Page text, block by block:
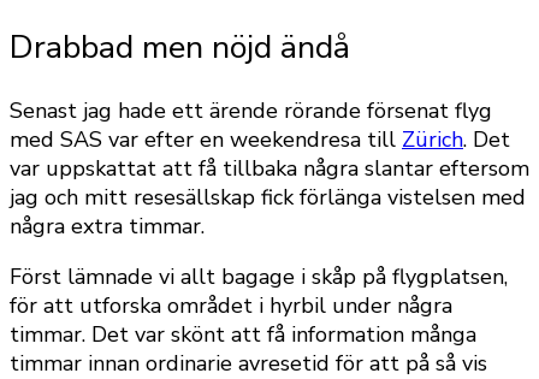
Drabbad men nöjd ändå
Senast jag hade ett ärende rörande försenat flyg
med SAS var efter en weekendresa till Zürich. Det
var uppskattat att få tillbaka några slantar eftersom
jag och mitt resesällskap fick förlänga vistelsen med
några extra timmar.
Först lämnade vi allt bagage i skåp på flygplatsen,
för att utforska området i hyrbil under några
timmar. Det var skönt att få information många
timmar innan ordinarie avresetid för att på så vis